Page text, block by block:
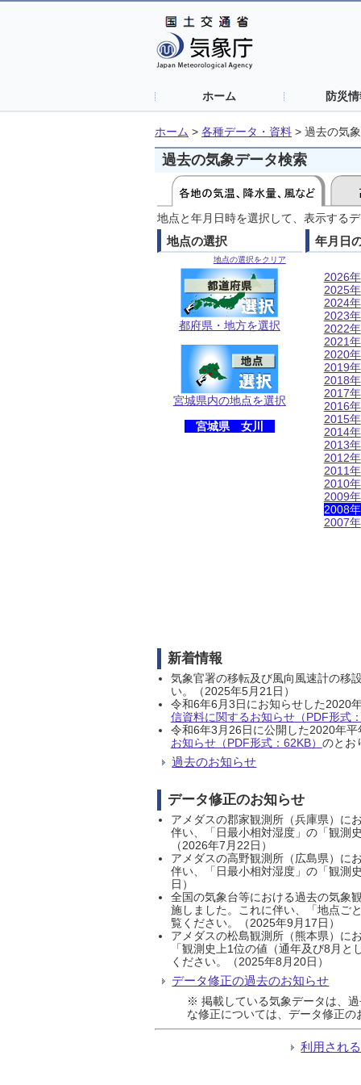
ホーム 防災
ホーム > 各種データ・資料 > 過去の気
過去の気象データ検索
地点と年月日時を選択して、表示する
地点の選択
地点の選択をクリア
都府県・地方を選択
宮城県内の地点を選択
宮城県 女川
年月日
2026年
2025年
2024年
2023年
2022年
2021年
2020年
2019年
2018年
2017年
2016年
2015年
2014年
2013年
2012年
2011年
2010年
2009年
2008年
2007年
新着情報
気象官署の移転及び風向風速計の移
い。（2025年5月21日）
令和6年6月3日にお知らせした2020
信資料に関するお知らせ（PDF形式
令和6年3月26日に公開した2020年
お知らせ（PDF形式：62KB） のとお
過去のお知らせ
データ修正のお知らせ
アメダスの郡家観測所（兵庫県）に
伴い、「日最小相対湿度」の「観測
（2026年7月22日）
アメダスの高野観測所（広島県）に
伴い、「日最小相対湿度」の「観測
日）
全国の気象台等における過去の気象
施しました。これに伴い、「地点ご
覧ください。（2025年9月17日）
アメダスの松島観測所（熊本県）に
「観測史上1位の値（通年及び8月
ください。（2025年8月20日）
データ修正の過去のお知らせ
※ 掲載している気象データは、
な修正については、データ修正
利用され